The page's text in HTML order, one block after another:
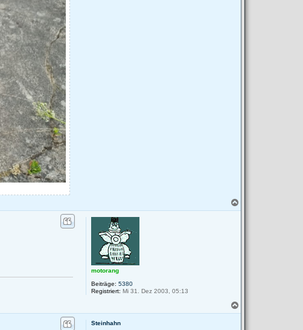
a
motorang
Beiträge: 5380
Registriert: Mi 31. Dez 2003, 05:13
a
Steinhahn